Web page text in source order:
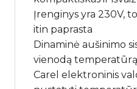
Įrenginys yra 230V,
itin paprasta
Dinaminė aušinimo
vienodą
Carel elektroninis